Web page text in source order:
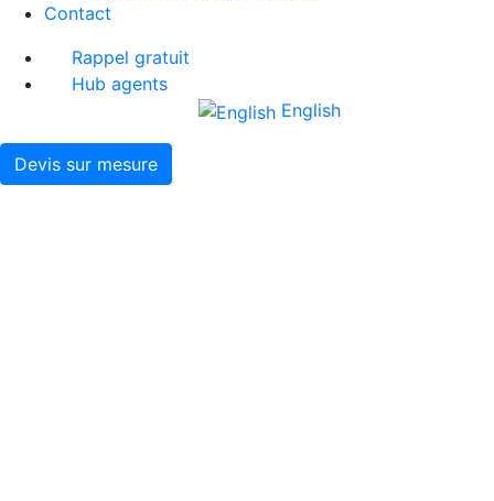
Contact
Rappel gratuit
Hub agents
English
Devis sur mesure